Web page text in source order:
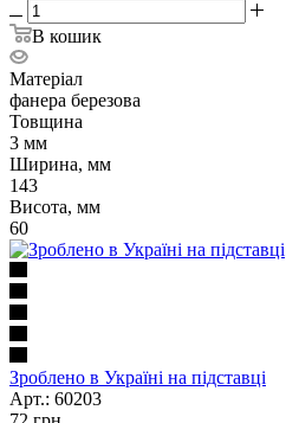
В кошик
Матеріал
фанера березова
Товщина
3 мм
Ширина, мм
143
Висота, мм
60
Зроблено в Україні на підставці
Арт.: 60203